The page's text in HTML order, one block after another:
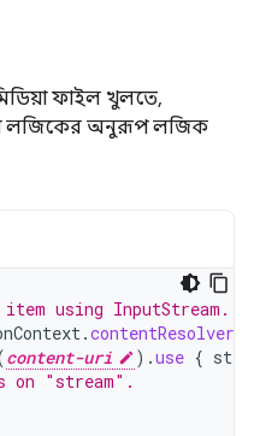
ফাইল খুলতে,
লজিকের অনুরূপ লজিক
using InputStream.
.contentResolver
content-uri ).use {
on "stream".